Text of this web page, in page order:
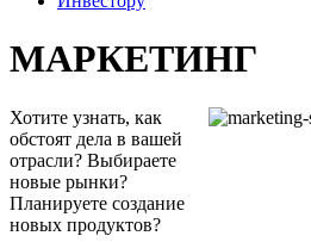
МАРКЕТИНГ
Хотите узнать, как
обстоят дела в вашей
отрасли? Выбираете
новые рынки?
Планируете создание
новых продуктов?